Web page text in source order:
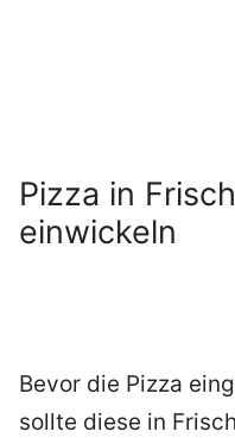
Pizza in
einwickeln
Bevor die Pizza
sollte diese in